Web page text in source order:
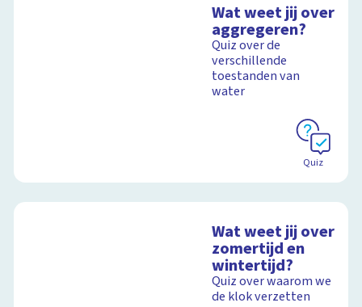
Wat weet jij over
aggregeren?
Quiz over de
verschillende
toestanden van
water
Quiz
Wat weet jij over
zomertijd en
wintertijd?
Quiz over waarom we
de klok verzetten